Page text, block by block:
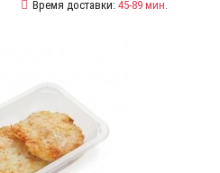
Время доставки: 45-89 мин.